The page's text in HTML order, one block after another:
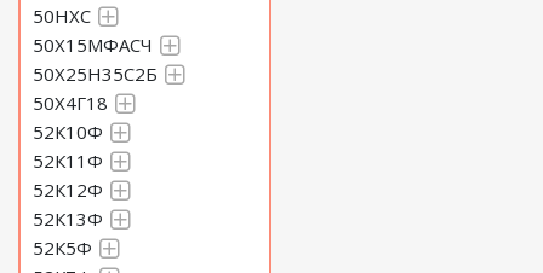
50НХС
50Х15МФАСЧ
50Х25Н35С2Б
50Х4Г18
52К10Ф
52К11Ф
52К12Ф
52К13Ф
52К5Ф